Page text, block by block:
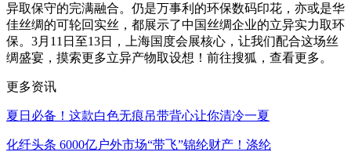
异取保守的完满融合。仍是万事利的环保数码印花，亦或是华
佳丝绸的可轮回实丝，都展示了中国丝绸企业的立异实力取环
保。3月11日至13日，上海国度会展核心，让我们配合这场丝
绸盛宴，摸索更多立异产物取设想！前往搜狐，查看更多。
更多资讯
夏日必备！这款白色无痕吊带背心让你清冷一夏
化纤头条 6000亿户外市场“带飞”锦纶财产！涤纶